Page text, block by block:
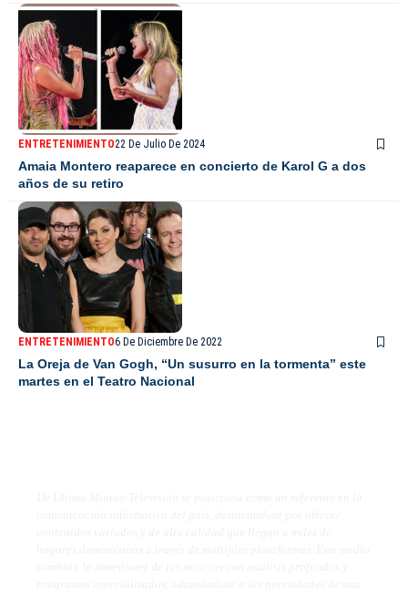
ENTRETENIMIENTO22 De Julio De 2024
Amaia Montero reaparece en concierto de Karol G a dos
años de su retiro
ENTRETENIMIENTO6 De Diciembre De 2022
La Oreja de Van Gogh, “Un susurro en la tormenta” este
martes en el Teatro Nacional